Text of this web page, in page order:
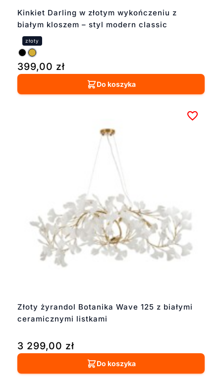
Kinkiet Darling w złotym wykończeniu z
białym kloszem – styl modern classic
399,00 zł
Do koszyka
Złoty żyrandol Botanika Wave 125 z białymi
ceramicznymi listkami
3 299,00 zł
Do koszyka